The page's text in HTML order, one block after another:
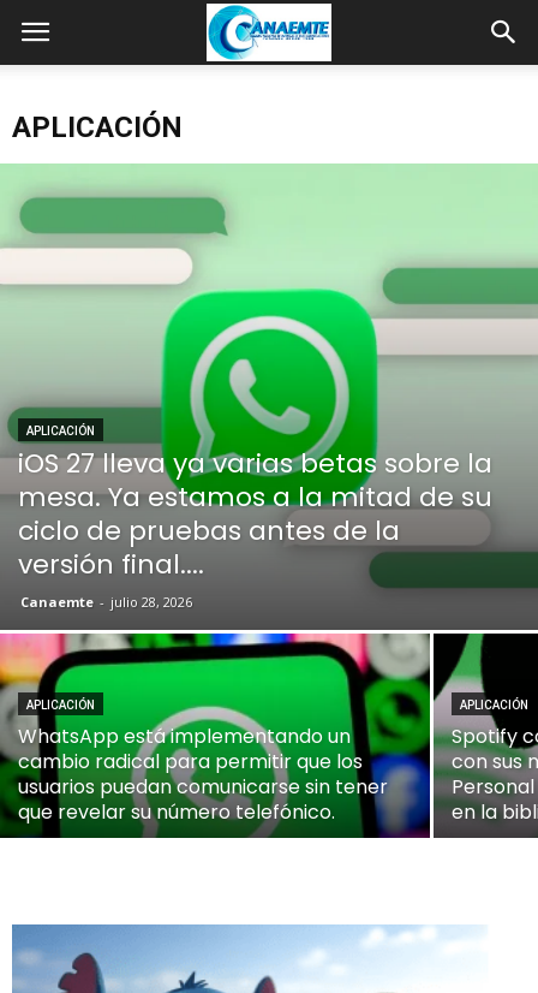
APLICACIÓN
APLICACIÓN
iOS 27 lleva ya varias betas sobre la
mesa. Ya estamos a la mitad de su
ciclo de pruebas antes de la
versión final....
Canaemte - julio 28, 2026
APLICACIÓN
WhatsApp está implementando un
cambio radical para permitir que los
usuarios puedan comunicarse sin tener
que revelar su número telefónico.
APLICACIÓN
Spotify
con sus
en la